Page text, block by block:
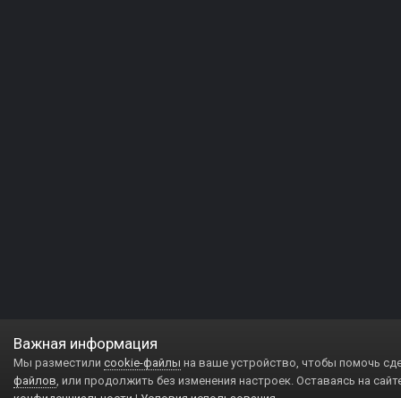
Важная информация
Мы разместили cookie-файлы на ваше устройство, чтобы помочь
файлов, или продолжить без изменения настроек. Оставаясь на